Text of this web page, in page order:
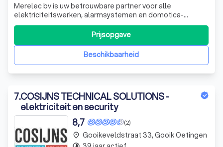
Merelec bv is uw betrouwbare partner voor alle
elektriciteitswerken, alarmsystemen en domotica-
opdrachten. Met meer dan 40 jaar ervaring zijn wij een
gevestigd bedrijf in de regio Aalst – Ninove. Wij
onderscheiden ons door onze expertise in het ontwerpen
en uitvoeren van elektriciteitswerken voor zo
Beschikbaarheid
Prijsopgave
7.COSIJNS TECHNICAL SOLUTIONS -
elektriciteit en security
(2)
8,7
place Gooikeveldstraat 33, Gooik Oetingen